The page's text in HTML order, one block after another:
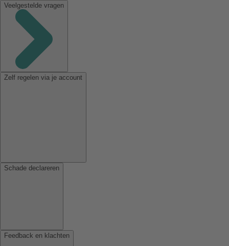
Veelgestelde vragen
Zelf regelen via je account
Schade declareren
Feedback en klachten